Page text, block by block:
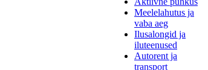
Meelelahutus ja
vaba aeg
Ilusalongid ja
iluteenused
Autorent ja
transport